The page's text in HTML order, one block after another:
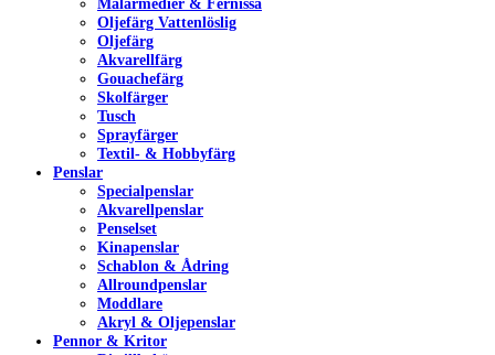
Målarmedier & Fernissa
Oljefärg Vattenlöslig
Oljefärg
Akvarellfärg
Gouachefärg
Skolfärger
Tusch
Sprayfärger
Textil- & Hobbyfärg
Penslar
Specialpenslar
Akvarellpenslar
Penselset
Kinapenslar
Schablon & Ådring
Allroundpenslar
Moddlare
Akryl & Oljepenslar
Pennor & Kritor